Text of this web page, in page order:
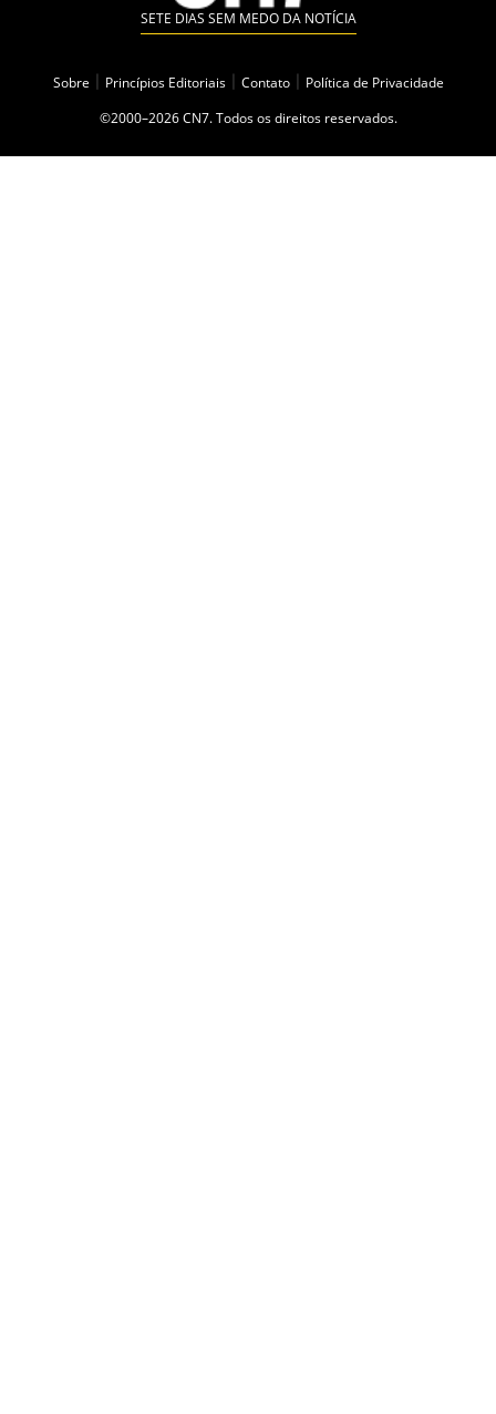
SETE DIAS SEM MEDO DA NOTÍCIA
Sobre Princípios Editoriais Contato
Política de Privacidade
©2000–2026 CN7. Todos os direitos reservados.